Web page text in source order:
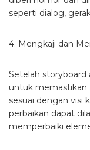
seperti dialog,
4. Mengkaji dan
Setelah storyboard
untuk memastikan
sesuai dengan visi
perbaikan dapat
memperbaiki